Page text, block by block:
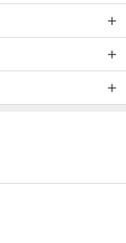
除濕（不要冷風直吹
輕刷或是吹風機冷風輕